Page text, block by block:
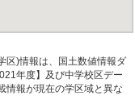
区)情報は、国土数値情報ダ
年度】及び中学校区デー
情報が現在の学区域と異な